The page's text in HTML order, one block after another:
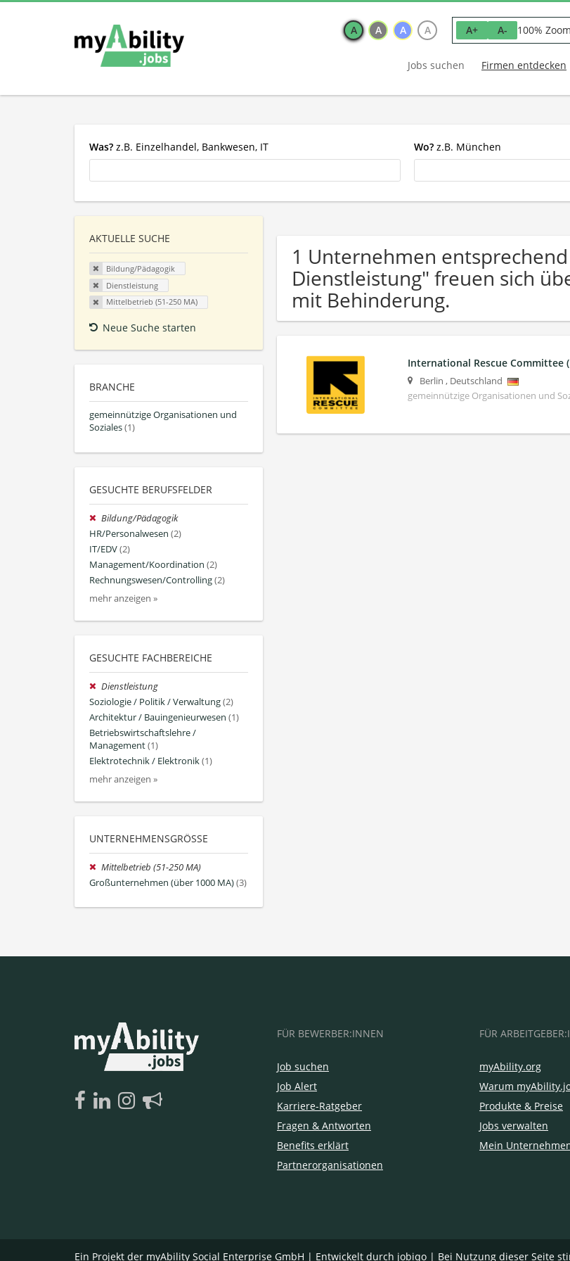
A A A A A+ A- 100% Zoom
Jobs suchen Firmen entdecken
Was? z.B. Einzelhandel, Bankwesen, IT Wo? z.B. München
AKTUELLE SUCHE
Bildung/Pädagogik
Dienstleistung
Mittelbetrieb (51-250 MA)
Neue Suche starten
BRANCHE
gemeinnützige Organisationen und
Soziales(1)
GESUCHTE BERUFSFELDER
Bildung/Pädagogik
HR/Personalwesen (2)
IT/EDV(2)
Management/Koordination (2)
Rechnungswesen/Controlling(2)
mehr anzeigen »
GESUCHTE FACHBEREICHE
Dienstleistung
Soziologie / Politik / Verwaltung(2)
Architektur / Bauingenieurwesen (1)
Betriebswirtschaftslehre /
Management(1)
Elektrotechnik / Elektronik(1)
mehr anzeigen »
UNTERNEHMENSGRÖSSE
Mittelbetrieb (51-250 MA)
Großunternehmen (über 1000 MA)(3)
1 Unternehmen
Dienstleistung" freuen sich
mit Behinderung.
International Rescue Committee
Berlin , Deutschland
gemeinnützige Organisationen und
FÜR BEWERBER:INNEN
Job suchen
Job Alert
Karriere-Ratgeber
Fragen & Antworten
Benefits erklärt
Partnerorganisationen
FÜR
myAbility.org
Warum
Produkte & Preise
Jobs verwalten
Mein
Ein Projekt der myAbility Social Enterprise GmbH | Entwickelt durch jobiqo | Bei Nutzung dieser Seite